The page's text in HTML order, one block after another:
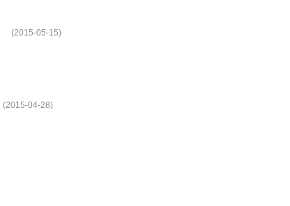
(2015-05-15)
(2015-04-28)